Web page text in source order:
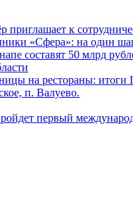
к
«Сфера»: на один
составят 50 млрд
на рестораны:
п. Валуево.
первый